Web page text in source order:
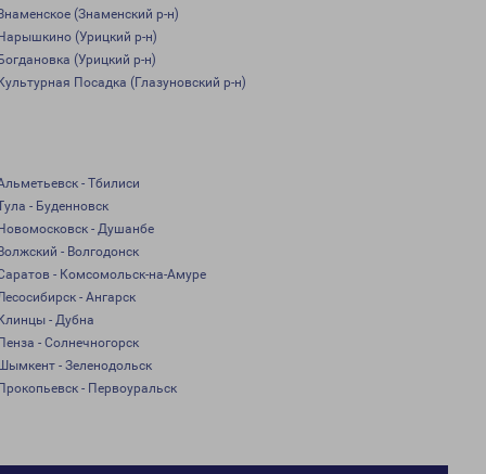
(Знаменский р-н)
(Урицкий р-н)
(Урицкий р-н)
Посадка (Глазуновский р-н)
- Тбилиси
- Буденновск
- Душанбе
- Волгодонск
- Комсомольск-на-Амуре
- Ангарск
- Дубна
- Солнечногорск
- Зеленодольск
- Первоуральск